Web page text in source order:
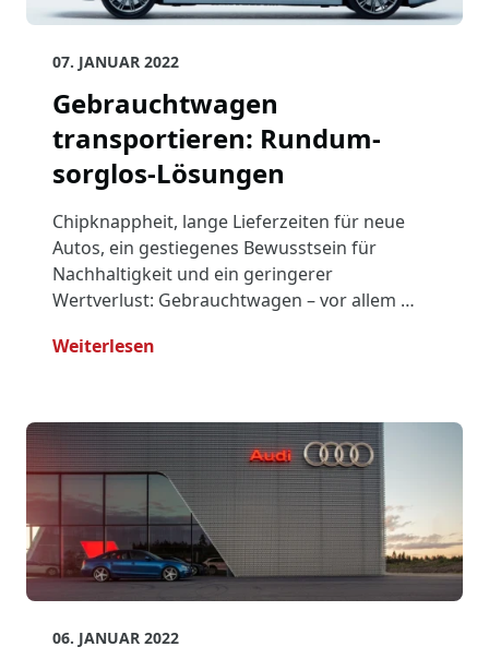
07. JANUAR 2022
Gebrauchtwagen
transportieren: Rundum-
sorglos-Lösungen
Chipknappheit, lange Lieferzeiten für neue
Autos, ein gestiegenes Bewusstsein für
Nachhaltigkeit und ein geringerer
Wertverlust: Gebrauchtwagen – vor allem …
Weiterlesen
06. JANUAR 2022